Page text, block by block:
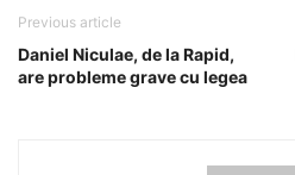
Previous article
Daniel Niculae, de la Rapid,
are probleme grave cu legea